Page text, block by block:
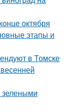
октября
этапы и
в Томске